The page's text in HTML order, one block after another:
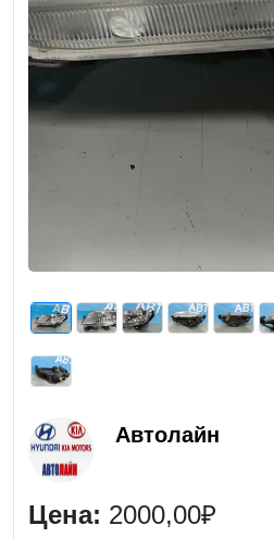
Автолайн
Цена: 2000,00₽